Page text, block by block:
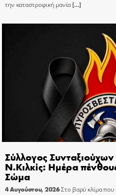
την καταστροφική μανία[…]
Σύλλογος
Ν.Κιλκίς: Ημέρα
Σώμα
4 Αυγούστου, 2026Στο βαρύ κλίμα που